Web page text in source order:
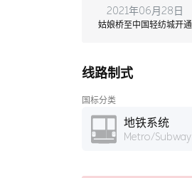
2021年06月28日
姑娘桥至中国轻纺城开通
线路制式
国标分类
地铁系统
Metro/Subway